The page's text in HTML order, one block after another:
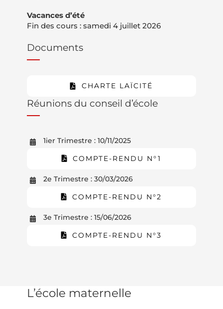
Vacances d’été
Fin des cours : samedi 4 juillet 2026
Documents
CHARTE LAÏCITÉ
Réunions du conseil d’école
1ier Trimestre : 10/11/2025
COMPTE-RENDU N°1
2e Trimestre : 30/03/2026
COMPTE-RENDU N°2
3e Trimestre : 15/06/2026
COMPTE-RENDU N°3
L’école maternelle